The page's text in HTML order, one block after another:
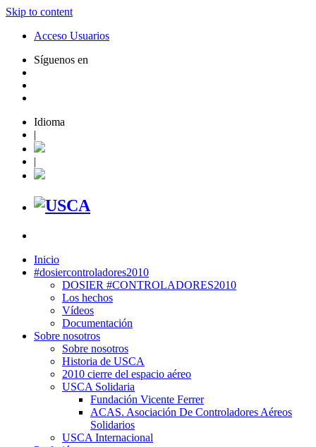
Skip to content
Acceso Usuarios
Síguenos en
Idioma
|
|
Inicio
#dosiercontroladores2010
DOSIER #CONTROLADORES2010
Los hechos
Vídeos
Documentación
Sobre nosotros
Sobre nosotros
Historia de USCA
2010 cierre del espacio aéreo
USCA Solidaria
Fundación Vicente Ferrer
ACAS. Asociación De Controladores Aéreos
Solidarios
USCA Internacional